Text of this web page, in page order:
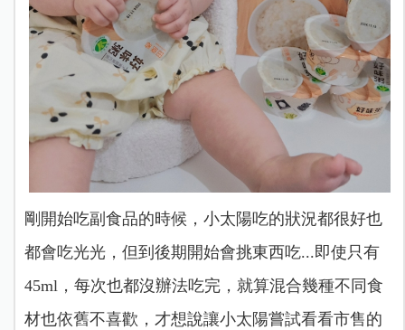
剛開始吃副食品的時候，小太陽吃的狀況都很好也
都會吃光光，但到後期開始會挑東西吃...即使只有
45ml，每次也都沒辦法吃完，就算混合幾種不同食
材也依舊不喜歡，才想說讓小太陽嘗試看看市售的